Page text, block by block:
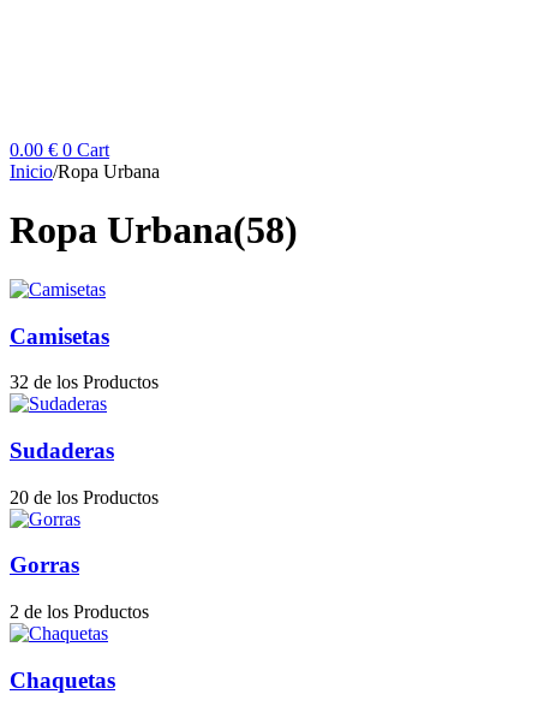
0.00 € 0 Cart
Inicio/Ropa Urbana
Ropa Urbana(58)
Camisetas
32 de los Productos
Sudaderas
20 de los Productos
Gorras
2 de los Productos
Chaquetas